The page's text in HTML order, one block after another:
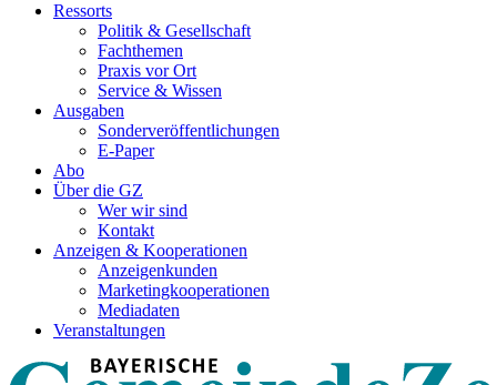
Ressorts
Politik & Gesellschaft
Fachthemen
Praxis vor Ort
Service & Wissen
Ausgaben
Sonderveröffentlichungen
E-Paper
Abo
Über die GZ
Wer wir sind
Kontakt
Anzeigen & Kooperationen
Anzeigenkunden
Marketingkooperationen
Mediadaten
Veranstaltungen